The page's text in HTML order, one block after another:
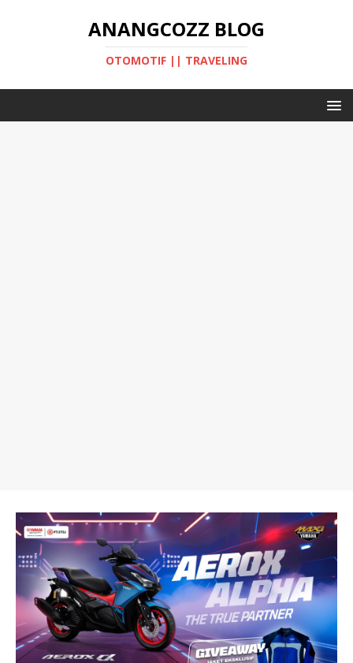
ANANGCOZZ BLOG
OTOMOTIF || TRAVELING